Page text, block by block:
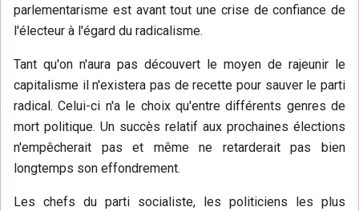
parlementarisme est avant tout une crise de confiance de
l'électeur à l'égard du radicalisme.
Tant qu'on n'aura pas découvert le moyen de rajeunir le
capitalisme il n'existera pas de recette pour sauver le parti
radical. Celui-ci n'a le choix qu'entre différents genres de
mort politique. Un succès relatif aux prochaines élections
n'empêcherait pas et même ne retarderait pas bien
longtemps son effondrement.
Les chefs du parti socialiste, les politiciens les plus